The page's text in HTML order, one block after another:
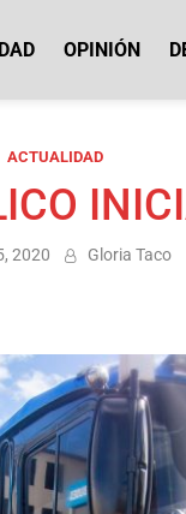
OPINIÓN
ACTUALIDAD
2020 Gloria Taco